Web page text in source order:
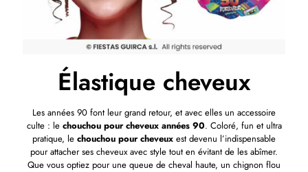
Élastique cheveux
Les années 90 font leur grand retour, et avec elles un accessoire
culte : le chouchou pour cheveux années 90. Coloré, fun et ultra
pratique, le chouchou pour cheveux est devenu l’indispensable
pour attacher ses cheveux avec style tout en évitant de les abîmer.
Que vous optiez pour une queue de cheval haute, un chignon flou